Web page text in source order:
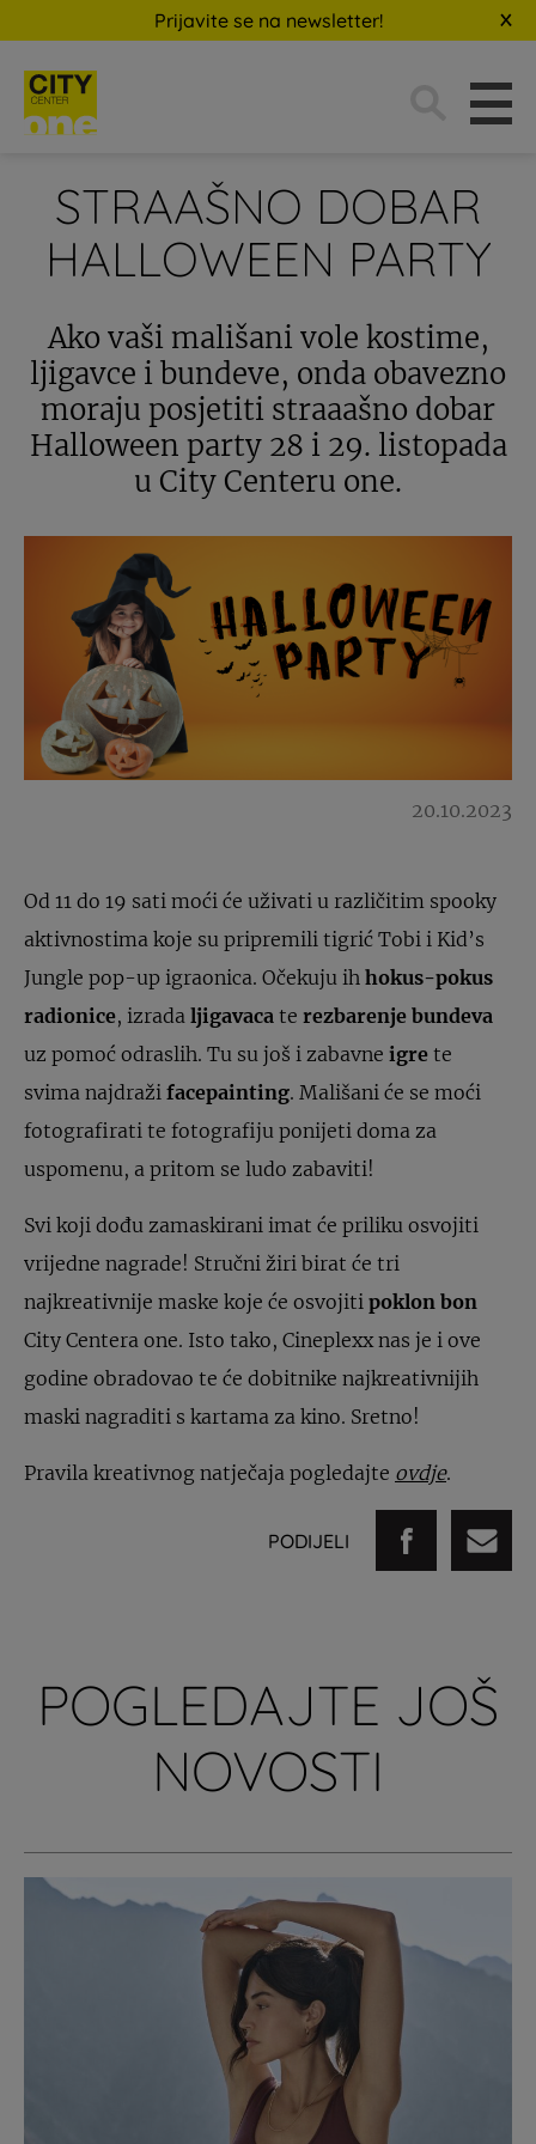
Prijavite se na newsletter!
STRAAŠNO DOBAR
HALLOWEEN PARTY
Ako vaši mališani vole kostime,
ljigavce i bundeve, onda obavezno
moraju posjetiti straaašno dobar
Halloween party 28 i 29. listopada
u City Centeru one.
20.10.2023
Od 11 do 19 sati moći će uživati u različitim spooky
aktivnostima koje su pripremili tigrić Tobi i Kid’s
Jungle pop-up igraonica. Očekuju ih hokus-pokus
radionice, izrada ljigavaca te rezbarenje bundeva
uz pomoć odraslih. Tu su još i zabavne igre te
svima najdraži facepainting. Mališani će se moći
fotografirati te fotografiju ponijeti doma za
uspomenu, a pritom se ludo zabaviti!
Svi koji dođu zamaskirani imat će priliku osvojiti
vrijedne nagrade! Stručni žiri birat će tri
najkreativnije maske koje će osvojiti poklon bon
City Centera one. Isto tako, Cineplexx nas je i ove
godine obradovao te će dobitnike najkreativnijih
maski nagraditi s kartama za kino. Sretno!
Pravila kreativnog natječaja pogledajte ovdje.
PODIJELI
POGLEDAJTE JOŠ
NOVOSTI